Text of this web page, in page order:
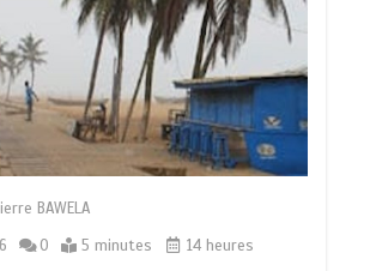
BAWELA
0 5 minutes 14 heures